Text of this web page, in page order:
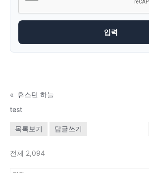
« 휴스턴 하늘
test
목록보기 답글쓰기
전체 2,094